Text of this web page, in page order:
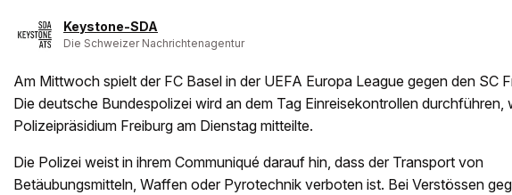
Keystone-SDA
Die Schweizer Nachrichtenagentur
Am Mittwoch spielt der FC Basel in der UEFA Europa League gegen den SC
Die deutsche Bundespolizei wird an dem Tag Einreisekontrollen durchführen,
Polizeipräsidium Freiburg am Dienstag mitteilte.
Die Polizei weist in ihrem Communiqué darauf hin, dass der Transport von
Betäubungsmitteln, Waffen oder Pyrotechnik verboten ist. Bei Verstössen